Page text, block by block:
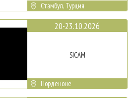
Стамбул, Турция
20-23.10.2026
SICAM
Порденоне